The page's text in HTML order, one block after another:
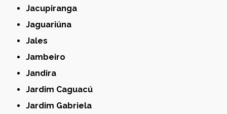
Jacupiranga
Jaguariúna
Jales
Jambeiro
Jandira
Jardim Caguacú
Jardim Gabriela